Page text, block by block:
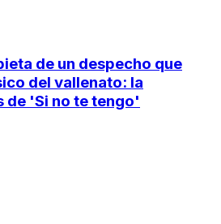
de un despecho que
del vallenato: la
de 'Si no te tengo'